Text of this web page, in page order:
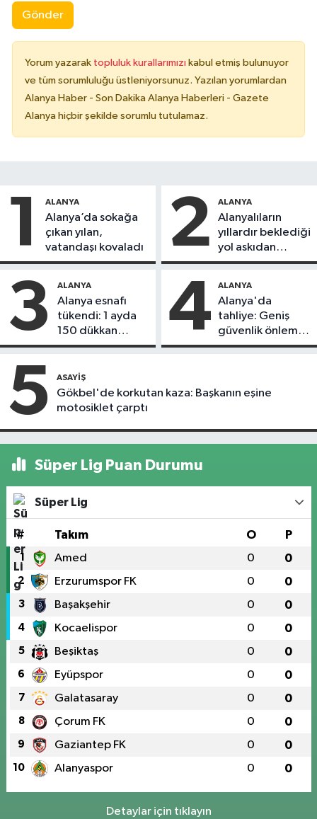
Gönder
Yorum yazarak topluluk kurallarımızı kabul etmiş bulunuyor
ve tüm sorumluluğu üstleniyorsunuz. Yazılan yorumlardan
Alanya Haber - Son Dakika Alanya Haberleri - Gazete
Alanya hiçbir şekilde sorumlu tutulamaz.
1 ALANYA
Alanya’da sokağa
çıkan yılan,
vatandaşı kovaladı
2 ALANYA
Alanyalıların
yıllardır beklediği
yol askıdan
döndü
3 ALANYA
Alanya esnafı
tükendi: 1 ayda
150 dükkan
kapandı
4 ALANYA
Alanya'da
tahliye: Geniş
güvenlik önlemi
alındı
5 ASAYIŞ
Gökbel'de korkutan kaza: Başkanın eşine
motosiklet çarptı
Süper Lig Puan Durumu
Süper Lig
# Takım O P
1 Amed 0 0
2 Erzurumspor FK 0 0
3 Başakşehir 0 0
4 Kocaelispor 0 0
5 Beşiktaş 0 0
6 Eyüpspor 0 0
7 Galatasaray 0 0
8 Çorum FK 0 0
9 Gaziantep FK 0 0
10 Alanyaspor 0 0
Detaylar için tıklayın